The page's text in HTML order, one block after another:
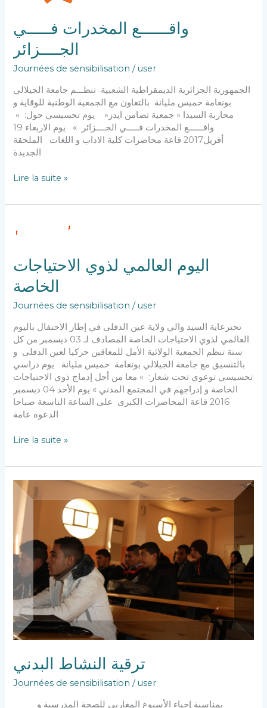
واقــــــع المخدرات فـــــي
الجــــزائر
Journées de sensibilisation /user
الجمهورية الجزائرية الديمقراطية الشعبية تنظـــم جامعة الجيلالي
بونعامة خميس مليانة بالتعاون مع الجمعية الوطنية للوقاية و
محاربة السيدا « جمعية تضامن ايدز« يوم تحسيسي حول: »
واقــــــع المخدرات فـــــي الجــــزائر » يوم الاربعاء 19
أفريل2017 قاعة محاضرات كلية الاداب و اللغات الملحقة
الجديدة
Lire la suite »
اليوم العالمي لذوي الاحتياجات
الخاصة
Journées de sensibilisation /user
تحترعاية السيد والي ولاية عين الدفلى في إطار الاحتفال باليوم
العالمي لذوي الاحتياجات الخاصة المصادف لـ 03 ديسمبر من كل
سنة تنظم الجمعية الولائية الأمل للمعاقين حركيا لعين الدفلى و
بالتنسيق مع جامعة الجيلالي بونعامة خميس مليانة يوم دراسي
تحسيسي توعوي تحت شعار: » معا من أجل إدماج ذوي الاحتياجات
الخاصة و إدراجهم في المجتمع المدني » يوم الأحد 04 ديسمبر
2016 قاعة المحاضرات الكبرى على الساعة التاسعة صباحا
العالمي
الاحتياجات
الخاصة
Lire la suite »
ترقية النشاط البدني
Journées de sensibilisation /user
ترقية
النشاط
البدني